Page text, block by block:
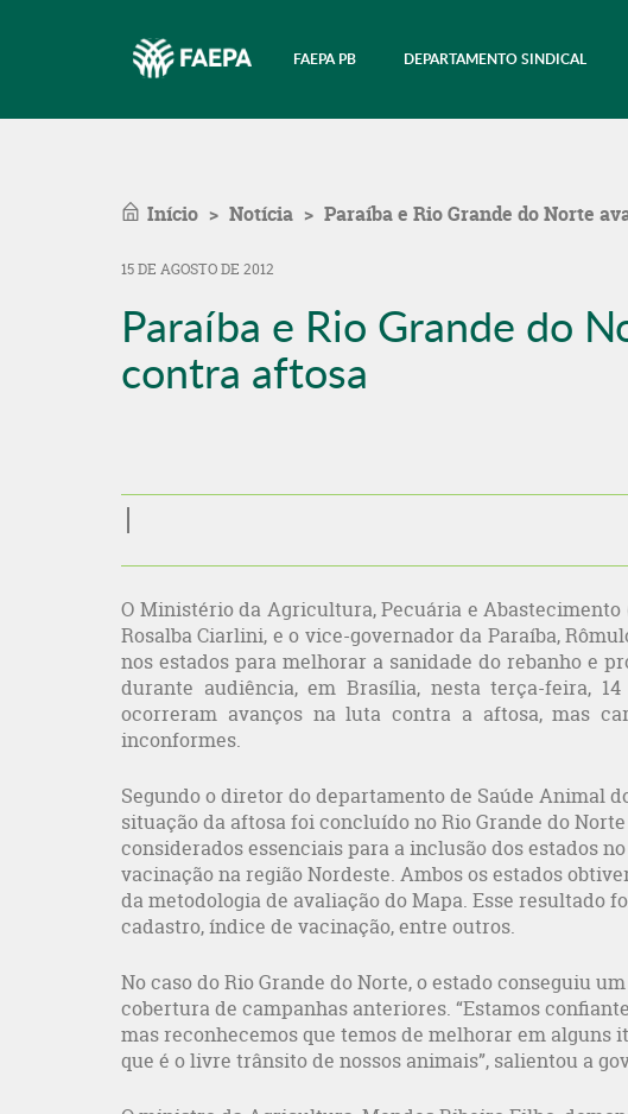
FAEPA PB DEPARTAMENTO SINDICAL
Início Notícia Paraíba e Rio Grande do Norte
15 DE AGOSTO DE 2012
Paraíba e Rio Grande do
contra aftosa
O Ministério da Agricultura, Pecuária e Abastecimento
Rosalba Ciarlini, e o vice-governador da Paraíba,
nos estados para melhorar a sanidade do rebanho e
durante audiência, em Brasília, nesta terça-feira,
ocorreram avanços na luta contra a aftosa, mas
inconformes.
Segundo o diretor do departamento de Saúde Animal
situação da aftosa foi concluído no Rio Grande do
considerados essenciais para a inclusão dos estados
vacinação na região Nordeste. Ambos os estados
da metodologia de avaliação do Mapa. Esse resultado
cadastro, índice de vacinação, entre outros.
No caso do Rio Grande do Norte, o estado conseguiu
cobertura de campanhas anteriores. “Estamos
mas reconhecemos que temos de melhorar em alguns
que é o livre trânsito de nossos animais”, salientou a